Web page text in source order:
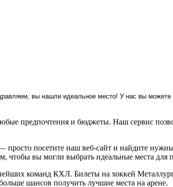
вы нашли идеальное место! У нас вы
предпочтения и бюджеты. Наш сервис
посетите наш веб-сайт и найдите
чтобы вы могли выбрать идеальные места для
команд КХЛ. Билеты на хоккей
шансов получить лучшие места на арене.